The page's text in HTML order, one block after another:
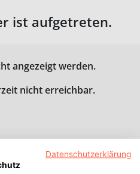
ist aufgetreten.
angezeigt werden.
nicht erreichbar.
Datenschutzerklärung